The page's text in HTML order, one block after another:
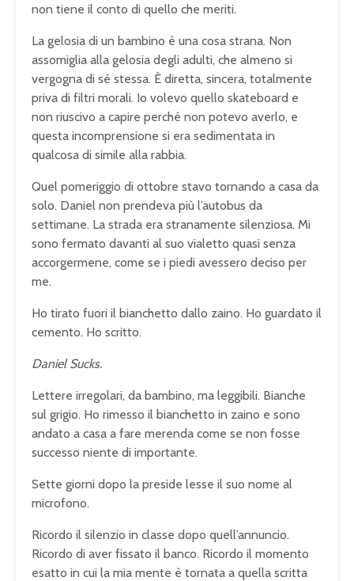
non tiene il conto di quello che meriti.
La gelosia di un bambino è una cosa strana. Non
assomiglia alla gelosia degli adulti, che almeno si
vergogna di sé stessa. È diretta, sincera, totalmente
priva di filtri morali. Io volevo quello skateboard e
non riuscivo a capire perché non potevo averlo, e
questa incomprensione si era sedimentata in
qualcosa di simile alla rabbia.
Quel pomeriggio di ottobre stavo tornando a casa da
solo. Daniel non prendeva più l’autobus da
settimane. La strada era stranamente silenziosa. Mi
sono fermato davanti al suo vialetto quasi senza
accorgermene, come se i piedi avessero deciso per
me.
Ho tirato fuori il bianchetto dallo zaino. Ho guardato il
cemento. Ho scritto.
Daniel Sucks.
Lettere irregolari, da bambino, ma leggibili. Bianche
sul grigio. Ho rimesso il bianchetto in zaino e sono
andato a casa a fare merenda come se non fosse
successo niente di importante.
Sette giorni dopo la preside lesse il suo nome al
microfono.
Ricordo il silenzio in classe dopo quell’annuncio.
Ricordo di aver fissato il banco. Ricordo il momento
esatto in cui la mia mente è tornata a quella scritta